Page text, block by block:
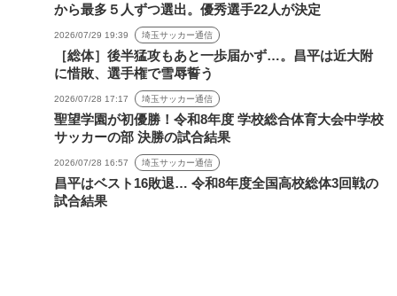
から最多５人ずつ選出。優秀選手22人が決定
2026/07/29 19:39 埼玉サッカー通信
［総体］後半猛攻もあと一歩届かず…。昌平は近大附
に惜敗、選手権で雪辱誓う
2026/07/28 17:17 埼玉サッカー通信
聖望学園が初優勝！令和8年度 学校総合体育大会中学校
サッカーの部 決勝の試合結果
2026/07/28 16:57 埼玉サッカー通信
昌平はベスト16敗退… 令和8年度全国高校総体3回戦の
試合結果